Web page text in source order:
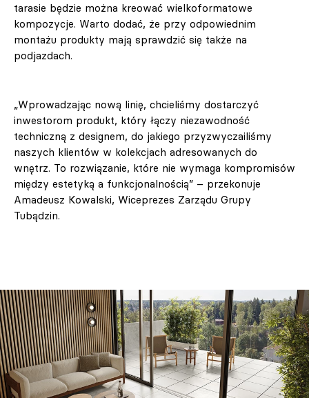
tarasie będzie można kreować wielkoformatowe
kompozycje. Warto dodać, że przy odpowiednim
montażu produkty mają sprawdzić się także na
podjazdach.
„Wprowadzając nową linię, chcieliśmy dostarczyć
inwestorom produkt, który łączy niezawodność
techniczną z designem, do jakiego przyzwyczailiśmy
naszych klientów w kolekcjach adresowanych do
wnętrz. To rozwiązanie, które nie wymaga kompromisów
między estetyką a funkcjonalnością” – przekonuje
Amadeusz Kowalski, Wiceprezes Zarządu Grupy
Tubądzin.